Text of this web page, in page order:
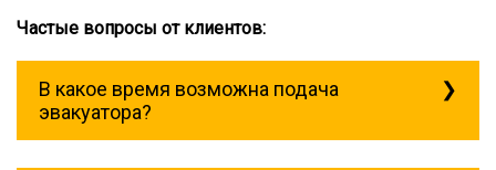
Частые вопросы от клиентов:
В какое время возможна подача
эвакуатора?